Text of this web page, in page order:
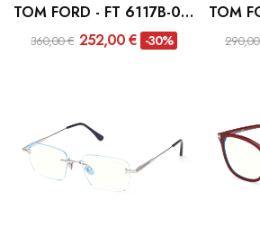
TOM FORD - FT 6117B-030
360,00 € 252,00 € -30%